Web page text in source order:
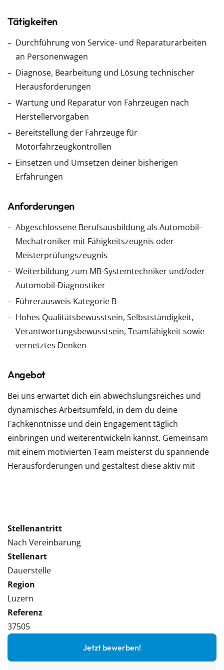
Tätigkeiten
Durchführung von Service- und Reparaturarbeiten
an Personenwagen
Diagnose, Bearbeitung und Lösung technischer
Herausforderungen
Wartung und Reparatur von Fahrzeugen nach
Herstellervorgaben
Bereitstellung der Fahrzeuge für
Motorfahrzeugkontrollen
Einsetzen und Umsetzen deiner bisherigen
Erfahrungen
Anforderungen
Abgeschlossene Berufsausbildung als Automobil-
Mechatroniker mit Fähigkeitszeugnis oder
Meisterprüfungszeugnis
Weiterbildung zum MB-Systemtechniker und/oder
Automobil-Diagnostiker
Führerausweis Kategorie B
Hohes Qualitätsbewusstsein, Selbstständigkeit,
Verantwortungsbewusstsein, Teamfähigkeit sowie
vernetztes Denken
Angebot
Bei uns erwartet dich ein abwechslungsreiches und
dynamisches Arbeitsumfeld, in dem du deine
Fachkenntnisse und dein Engagement täglich
einbringen und weiterentwickeln kannst. Gemeinsam
mit einem motivierten Team meisterst du spannende
Herausforderungen und gestaltest diese aktiv mit
Stellenantritt
Nach Vereinbarung
Stellenart
Dauerstelle
Region
Luzern
Referenz
37505
Jetzt bewerben!